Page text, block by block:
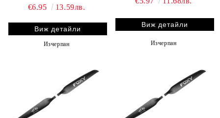
€6.95
13.59лв.
Виж детайли
Изчерпан
Виж детайли
Изчерпан